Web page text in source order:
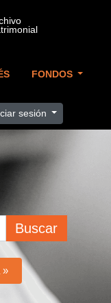
FONDOS
sesión
Buscar
»